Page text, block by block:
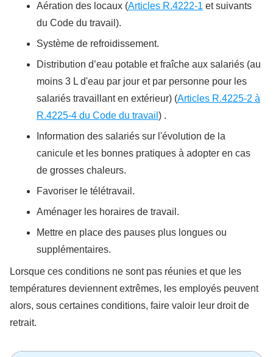
Aération des locaux (Articles R.4222-1 et suivants
du Code du travail).
Système de refroidissement.
Distribution d’eau potable et fraîche aux salariés (au
moins 3 L d'eau par jour et par personne pour les
salariés travaillant en extérieur) (Articles R.4225-2 à
R.4225-4 du Code du travail ) .
Information des salariés sur l'évolution de la
canicule et les bonnes pratiques à adopter en cas
de grosses chaleurs.
Favoriser le télétravail.
Aménager les horaires de travail.
Mettre en place des pauses plus longues ou
supplémentaires.
Lorsque ces conditions ne sont pas réunies et que les
températures deviennent extrêmes, les employés peuvent
alors, sous certaines conditions, faire valoir leur droit de
retrait.